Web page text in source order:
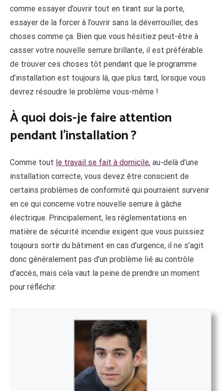
comme essayer d’ouvrir tout en tirant sur la porte,
essayer de la forcer à l’ouvrir sans la déverrouiller, des
choses comme ça. Bien que vous hésitiez peut-être à
casser votre nouvelle serrure brillante, il est préférable
de trouver ces choses tôt pendant que le programme
d’installation est toujours là, que plus tard, lorsque vous
devrez résoudre le problème vous-même !
À quoi dois-je faire attention
pendant l’installation ?
Comme tout le travail se fait à domicile, au-delà d’une
installation correcte, vous devez être conscient de
certains problèmes de conformité qui pourraient survenir
en ce qui concerne votre nouvelle serrure à gâche
électrique. Principalement, les réglementations en
matière de sécurité incendie exigent que vous puissiez
toujours sortir du bâtiment en cas d’urgence, il ne s’agit
donc généralement pas d’un problème lié au contrôle
d’accès, mais cela vaut la peine de prendre un moment
pour réfléchir.